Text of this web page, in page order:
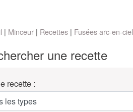
Minceur Recettes Fusées arc-en-ciel
une recette
recette :